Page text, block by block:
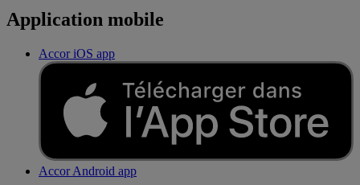
Application mobile
Accor iOS app
Accor Android app